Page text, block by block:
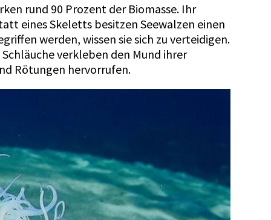
rund 90 Prozent der Biomasse. Ihr
eines Skeletts besitzen Seewalzen einen
werden, wissen sie sich zu verteidigen.
verkleben den Mund ihrer
Rötungen hervorrufen.